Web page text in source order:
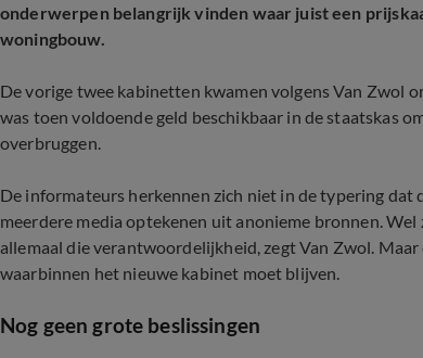
onderwerpen belangrijk vinden waar juist een
woningbouw.
De vorige twee kabinetten kwamen volgens Van Zwol
was toen voldoende geld beschikbaar in de staatskas
overbruggen.
De informateurs herkennen zich niet in de typering
meerdere media optekenen uit anonieme bronnen.
allemaal die verantwoordelijkheid, zegt Van Zwol.
waarbinnen het nieuwe kabinet moet blijven.
Nog geen grote beslissingen